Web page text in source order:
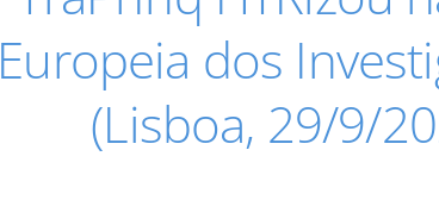
Europeia dos
(Lisboa, 29/9/